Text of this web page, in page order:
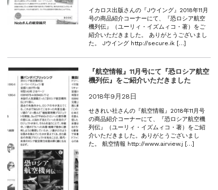
イカロス出版さんの『Jウイング』2018年11月
号の商品紹介コーナーにて、『恐ロシア航空
機列伝』（ユーリィ・イズムィコ・著）をご
紹介いただきました。 ありがとうございまし
た。 Jウイング http://secure.ik […]
『航空情報』11月号にて『恐ロシア航空
機列伝』をご紹介いただきました
2018年9月28日
せきれい社さんの『航空情報』2018年11月号
の商品紹介コーナーにて、『恐ロシア航空機
列伝』（ユーリィ・イズムィコ・著）をご紹
介いただきました。ありがとうございまし
た。 航空情報 http://www.airview.j […]